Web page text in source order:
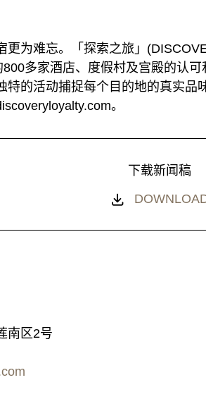
更为难忘。「探索之旅」
多家酒店、度假村及宫殿的认
特的活动捕捉每个目的地的真实品
。
下载新闻稿
南区2号